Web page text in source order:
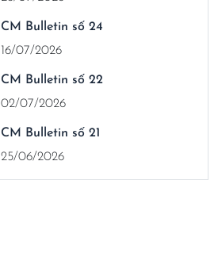
CM Bulletin số 24
16/07/2026
CM Bulletin số 22
02/07/2026
CM Bulletin số 21
25/06/2026